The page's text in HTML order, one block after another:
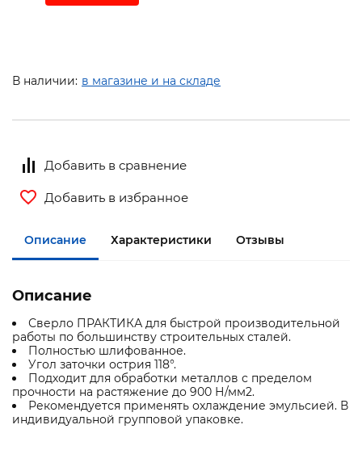
В наличии: в магазине и на складе
Добавить в сравнение
Добавить в избранное
Описание Характеристики Отзывы
Описание
Сверло ПРАКТИКА для быстрой производительной
работы по большинству строительных сталей.
Полностью шлифованное.
Угол заточки острия 118°.
Подходит для обработки металлов с пределом
прочности на растяжение до 900 Н/мм2.
Рекомендуется применять охлаждение эмульсией. В
индивидуальной групповой упаковке.